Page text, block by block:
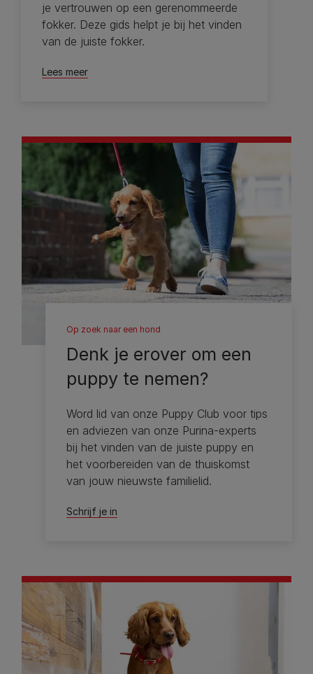
je vertrouwen op een gerenommeerde
fokker. Deze gids helpt je bij het vinden
van de juiste fokker.
Lees meer
Op zoek naar een hond
Denk je erover om een ​​
puppy te nemen?
Word lid van onze Puppy Club voor tips
en adviezen van onze Purina-experts
bij het vinden van de juiste puppy en
het voorbereiden van de thuiskomst
van jouw nieuwste familielid.
Schrijf je in